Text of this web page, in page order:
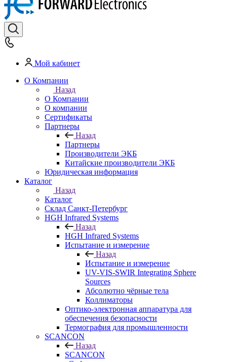
Мой кабинет
О Компании
Назад
О Компании
О компании
Сертификаты
Партнеры
Назад
Партнеры
Производители ЭКБ
Китайские производители ЭКБ
Юридическая информация
Каталог
Назад
Каталог
Cклад Санкт-Петербург
HGH Infrared Systems
Назад
HGH Infrared Systems
Испытание и измерение
Назад
Испытание и измерение
UV-VIS-SWIR Integrating Sphere
Sources
Абсолютно чёрные тела
Коллиматоры
Оптико-электронная аппаратура для
обеспечения безопасности
Термография для промышленности
SCANCON
Назад
SCANCON